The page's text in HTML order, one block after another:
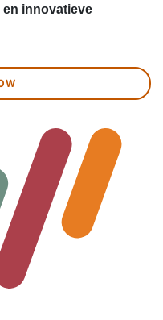
en innovatieve